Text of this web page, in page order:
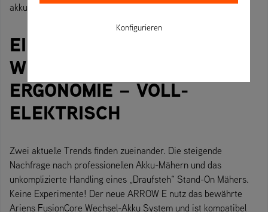
akkubetriebener Zero-Turn
EIN NEUES LEVEL AN
WENDIGKEIT UND
ERGONOMIE – VOLL-
ELEKTRISCH
Zwei aktuelle Trends finden zueinander. Die steigende
Nachfrage nach professionellen Akku-Mähern und das
unkomplizierte Handling eines „Draufsteh“ Stand-On Mähers.
Keine Experimente! Der neue ARROW E nutz das bewährte
Ariens FusionCore Wechsel-Akku System und ist kompatibel
Konfigurieren